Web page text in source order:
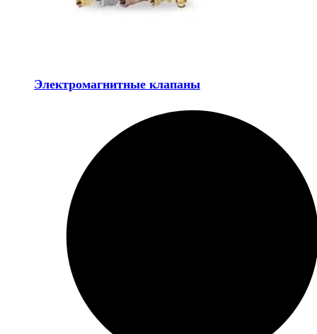
Электромагнитные клапаны